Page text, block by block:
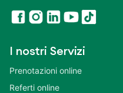
I nostri Servizi
Prenotazioni online
Referti online